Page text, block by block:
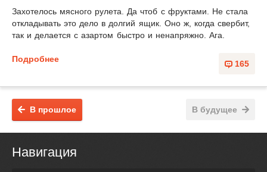
Захотелось мясного рулета. Да чтоб с фруктами. Не стала
откладывать это дело в долгий ящик. Оно ж, когда свербит,
так и делается с азартом быстро и ненапряжно. Ага.
165
Подробнее
В будущее
В прошлое
Навигация